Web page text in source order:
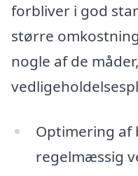
forbliver i god
større
nogle af de
Optimering af
regelmæssig